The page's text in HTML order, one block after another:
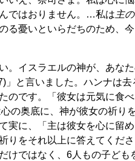
ではおりません。…私は 主
る憂いといらだちのため、
。イスラエルの神が、あな
」と言いました。ハンナは
のです。「彼女は元気に食
の奥底に、神が彼女の祈り
実に、「主は彼女を心に留
りをそれ以上に答えてくだ
けではなく、6人もの子ども